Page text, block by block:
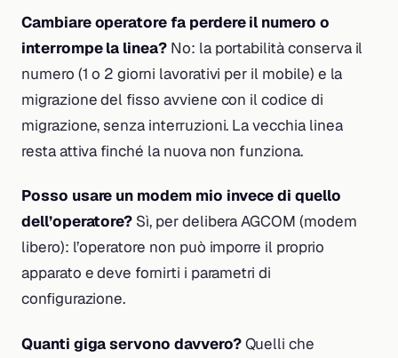
Cambiare operatore fa perdere il numero o
interrompe la linea?No: la portabilità conserva il
numero (1 o 2 giorni lavorativi per il mobile) e la
migrazione del fisso avviene con il codice di
migrazione, senza interruzioni. La vecchia linea
resta attiva finché la nuova non funziona.
Posso usare un modem mio invece di quello
dell’operatore? Sì, per delibera AGCOM (modem
libero): l’operatore non può imporre il proprio
apparato e deve fornirti i parametri di
configurazione.
Quanti giga servono davvero?Quelli che